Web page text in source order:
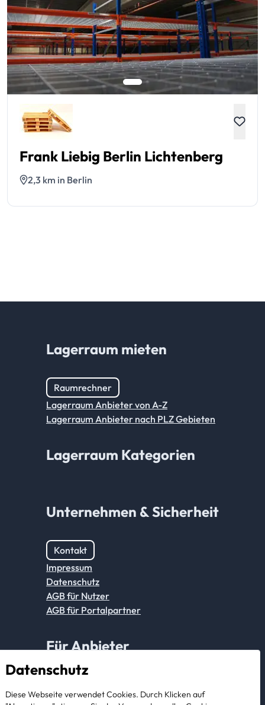
Frank Liebig Berlin Lichtenberg
2,3 km in Berlin
Datenschutz
Diese Webseite verwendet Cookies. Durch Klicken auf
Lagerraum mieten
Raumrechner
Lagerraum Anbieter von A-Z
Lagerraum Anbieter nach PLZ Gebieten
Lagerraum Kategorien
Unternehmen & Sicherheit
Kontakt
Impressum
Datenschutz
AGB für Nutzer
AGB für Portalpartner
Für Anbieter
Als Anbieter registrieren